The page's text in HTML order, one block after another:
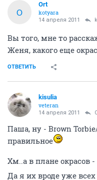
O
Ort
kotyara
14 апреля 2011
Вы того, мне то
Женя, какого еще
ОТВЕТИТЬ
kisulia
veteran
14 апреля 2011
Паша, ну - Brown
правильное
Хм..а в плане окрасов
Да я их вроде уже